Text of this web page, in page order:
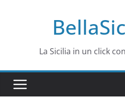
La Sicilia in un click